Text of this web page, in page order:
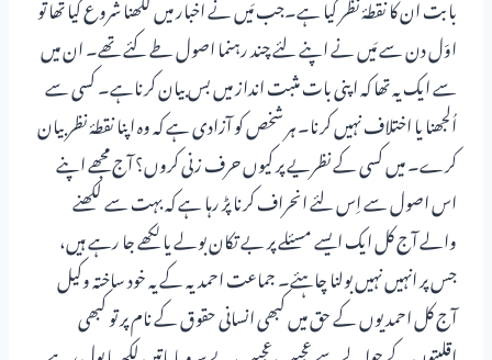
اوّل دن سے مَیں نے اپنے لئے چند رہنما اصول طے کئے تھے۔ ان میں
سے ایک یہ تھا کہ اپنی بات مثبت انداز میں بس بیان کرناہے۔ کسی سے
اُلجھنا یا اختلاف نہیں کرنا۔ ہر شخص کو آزادی ہے کہ وہ اپنا نقطۂ نظر بیان
کرے۔ میں کسی کے نظریے پر کیوں حرف زنی کروں؟ آج مجھے اپنے
اس اصول سے اِس لئے انحراف کرنا پڑ رہا ہے کہ بہت سے لکھنے
والے آج کل ایک ایسے مسئلے پر بے تکان بولے یا لکھے جا رہے ہیں،
جس پر انہیں نہیں بولنا چاہئے۔ جماعت احمدیہ کے یہ خود ساختہ وکیل
آج کل احمدیوں کے حق میں کبھی انسانی حقوق کے نام پر تو کبھی